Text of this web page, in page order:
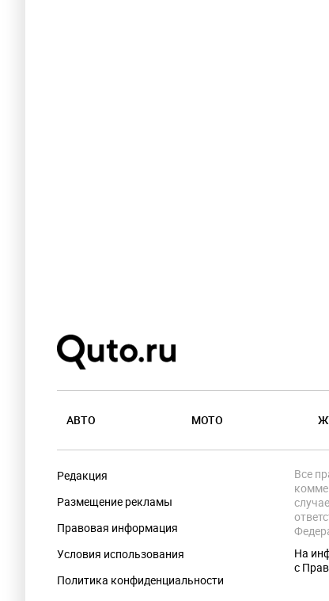
АВТО МОТО
Редакция
Размещение рекламы
Правовая информация
Условия использования
Политика конфиденциальности
Все
На
с